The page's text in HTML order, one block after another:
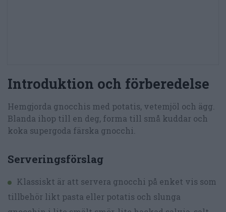
Introduktion och förberedelse
Hemgjorda gnocchis med potatis, vetemjöl och ägg.
Blanda ihop till en deg, forma till små kuddar och
koka supergoda färska gnocchi.
Serveringsförslag
Klassiskt är att servera gnocchi på enket vis som
tillbehör likt pasta eller potatis och slunga